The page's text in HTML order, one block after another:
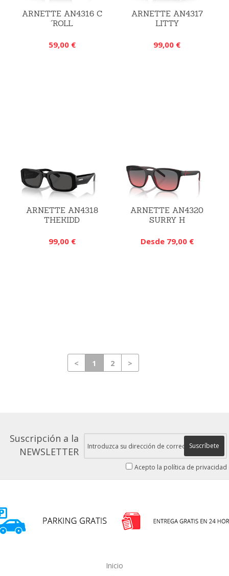
ARNETTE AN4316 C
´ROLL
59,00 €
ARNETTE AN4317
LITTY
99,00 €
ARNETTE AN4318
THEKIDD
99,00 €
ARNETTE AN4320
SURRY H
Desde 79,00 €
< 1 2 >
Suscripción a la
NEWSLETTER
Suscríbete
Acepto la política de privacidad
Inicio